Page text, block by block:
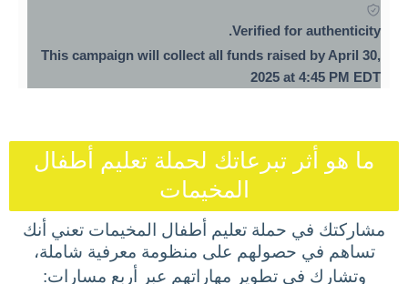
Verified for authenticity.
This campaign will collect all funds raised by April 30,
2025 at 4:45 PM EDT
ما هو أثر تبرعاتك لحملة تعليم أطفال
المخيمات
مشاركتك في حملة تعليم أطفال المخيمات تعني أنك
تساهم في حصولهم على منظومة معرفية شاملة،
وتشارك في تطوير مهاراتهم عبر أربع مسارات: